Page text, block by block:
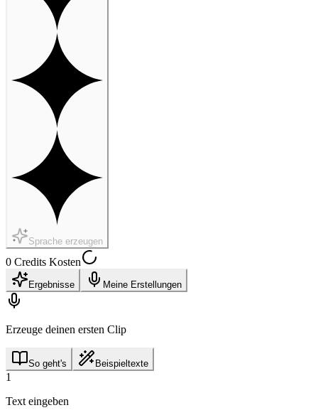
Sprache erzeugen
0 Credits Kosten
Ergebnisse Meine Erstellungen
Erzeuge deinen ersten Clip
So geht's Beispieltexte
1
Text eingeben